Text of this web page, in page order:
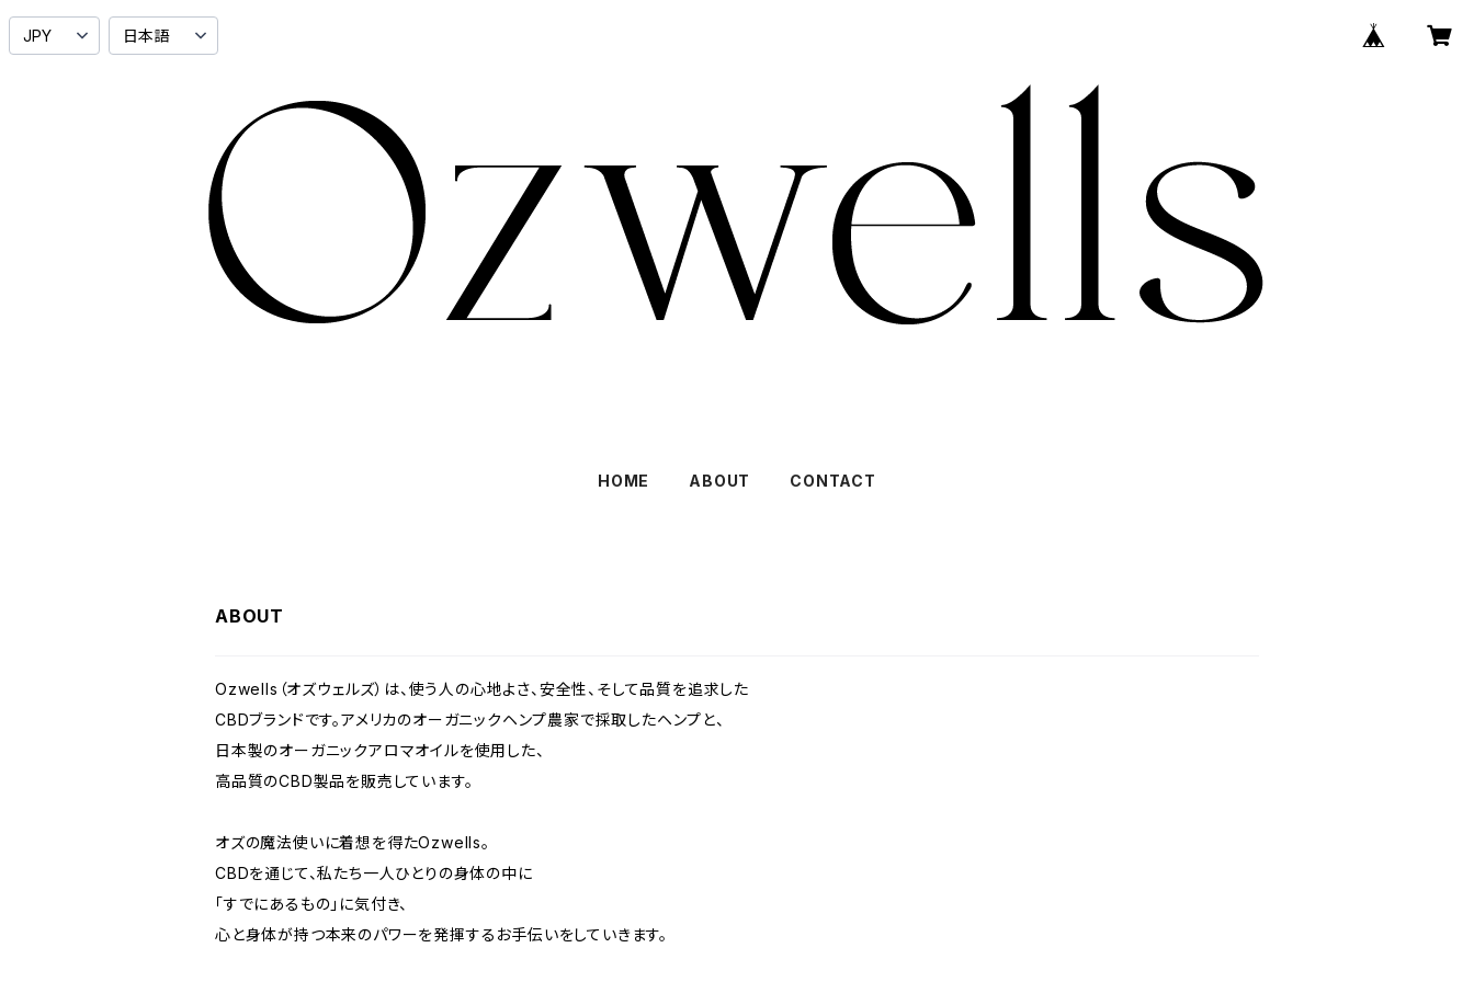
HOME ABOUT CONTACT
ABOUT
Ozwells（オズウェルズ）は、使う人の心地よさ、安全性、そして品質を追求した
CBDブランドです。アメリカのオーガニックヘンプ農家で採取したヘンプと、
日本製のオーガニックアロマオイルを使用した、
高品質のCBD製品を販売しています。
オズの魔法使いに着想を得たOzwells。
CBDを通じて、私たち一人ひとりの身体の中に
「すでにあるもの」に気付き、
心と身体が持つ本来のパワーを発揮するお手伝いをしていきます。